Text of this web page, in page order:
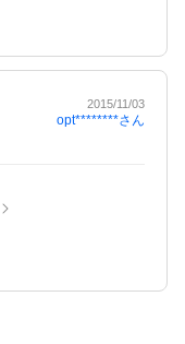
2015/11/03
opt********さん